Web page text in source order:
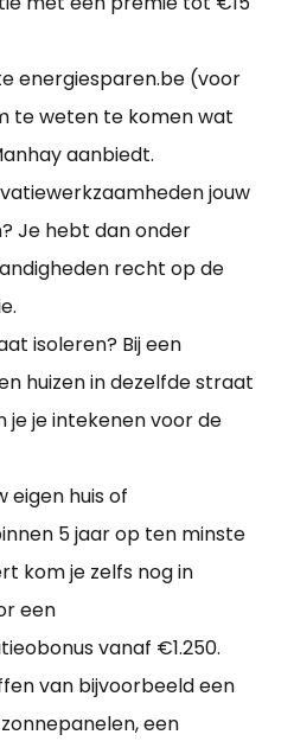
energiesparen.be (voor
te weten te komen wat
aanbiedt.
jouw
Je hebt dan onder
recht op de
isoleren? Bij een
huizen in dezelfde straat
je je intekenen voor de
eigen huis of
5 jaar op ten minste
kom je zelfs nog in
een
vanaf €1.250.
van bijvoorbeeld een
een